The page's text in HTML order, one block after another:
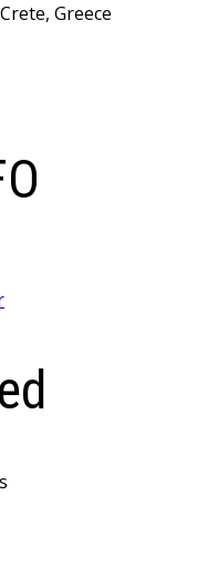
Greece